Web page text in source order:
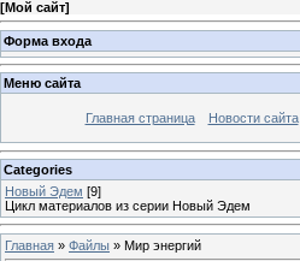
[Мой сайт]
Форма входа
Меню сайта
Главная страница Новости сайта
Categories
Новый Эдем [9]
Цикл материалов из серии Новый Эдем
Главная » Файлы » Мир энергий